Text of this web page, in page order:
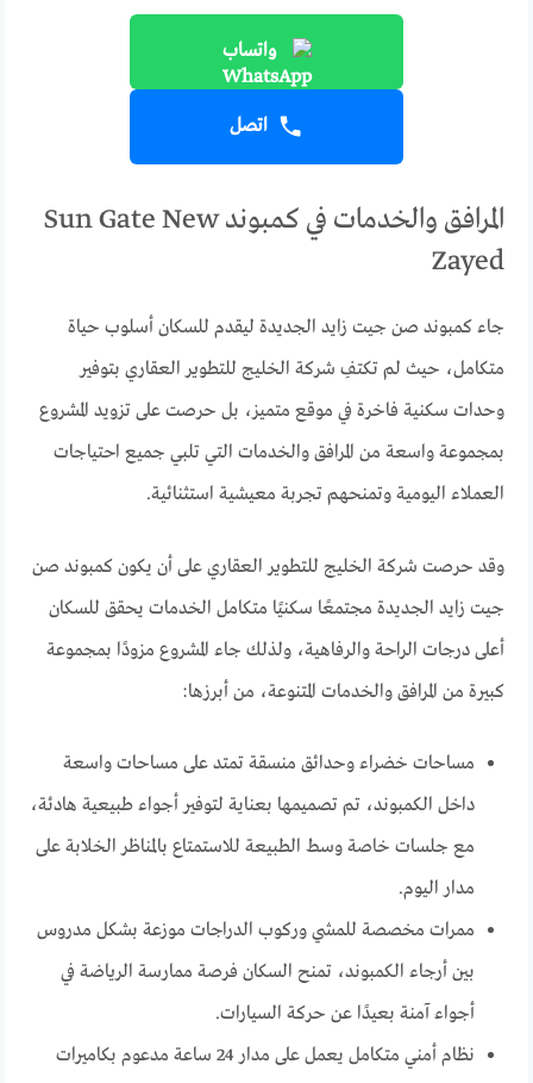
واتساب
اتصل
المرافق والخدمات في كمبوند Sun Gate New
Zayed
جاء كمبوند صن جيت زايد الجديدة ليقدم للسكان أسلوب حياة
متكامل، حيث لم تكتفِ شركة الخليج للتطوير العقاري بتوفير
وحدات سكنية فاخرة في موقع متميز، بل حرصت على تزويد المشروع
بمجموعة واسعة من المرافق والخدمات التي تلبي جميع احتياجات
العملاء اليومية وتمنحهم تجربة معيشية استثنائية.
وقد حرصت شركة الخليج للتطوير العقاري على أن يكون كمبوند صن
جيت زايد الجديدة مجتمعًا سكنيًا متكامل الخدمات يحقق للسكان
أعلى درجات الراحة والرفاهية، ولذلك جاء المشروع مزودًا بمجموعة
كبيرة من المرافق والخدمات المتنوعة، من أبرزها:
مساحات خضراء وحدائق منسقة تمتد على مساحات واسعة
داخل الكمبوند، تم تصميمها بعناية لتوفير أجواء طبيعية هادئة،
مع جلسات خاصة وسط الطبيعة للاستمتاع بالمناظر الخلابة على
مدار اليوم.
ممرات مخصصة للمشي وركوب الدراجات موزعة بشكل مدروس
بين أرجاء الكمبوند، تمنح السكان فرصة ممارسة الرياضة في
أجواء آمنة بعيدًا عن حركة السيارات.
نظام أمني متكامل يعمل على مدار 24 ساعة مدعوم بكاميرات